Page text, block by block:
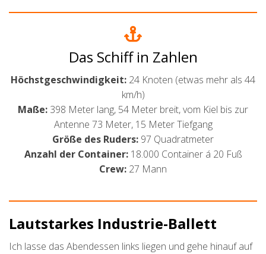
Das Schiff in Zahlen
Höchstgeschwindigkeit: 24 Knoten (etwas mehr als 44
km/h)
Maße: 398 Meter lang, 54 Meter breit, vom Kiel bis zur
Antenne 73 Meter, 15 Meter Tiefgang
Größe des Ruders: 97 Quadratmeter
Anzahl der Container:18.000 Container á 20 Fuß
Crew: 27 Mann
Lautstarkes Industrie-Ballett
Ich lasse das Abendessen links liegen und gehe hinauf auf